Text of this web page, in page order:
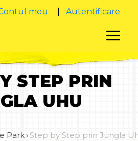
meu Autentificare
STEP PRIN
UHU
Park› Step by Step prin Jungla